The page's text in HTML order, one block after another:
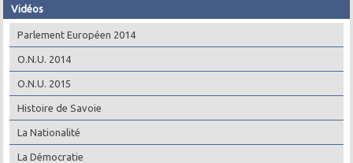
Vidéos
Parlement Européen 2014
O.N.U. 2014
O.N.U. 2015
Histoire de Savoie
La Nationalité
La Démocratie